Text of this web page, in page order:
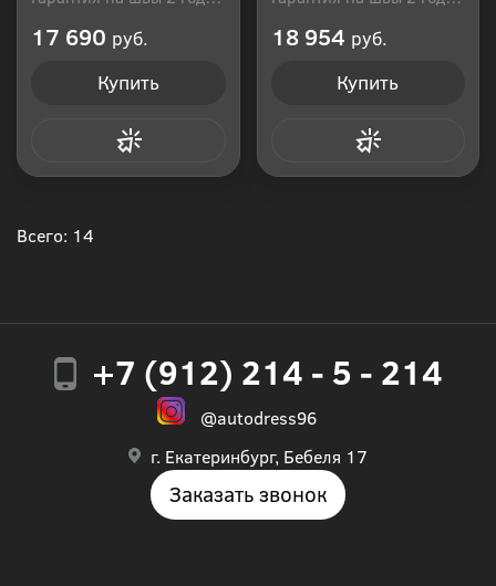
17 690 руб.
Купить
18 954 руб.
Купить
Всего: 14
+7 (912) 214 - 5 - 214
@autodress96
г. Екатеринбург, Бебеля 17
Заказать звонок